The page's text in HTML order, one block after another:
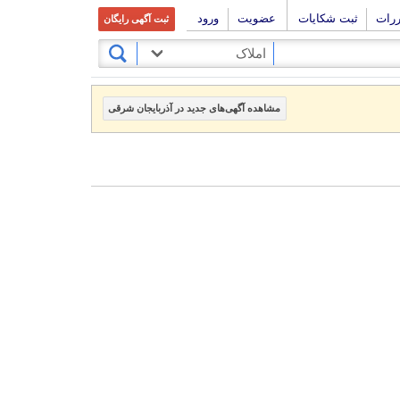
ثبت شکایات عضویت ورود ثبت آگهی رایگان
املاک
مشاهده آگهی‌های جدید در آذربایجان شرقی